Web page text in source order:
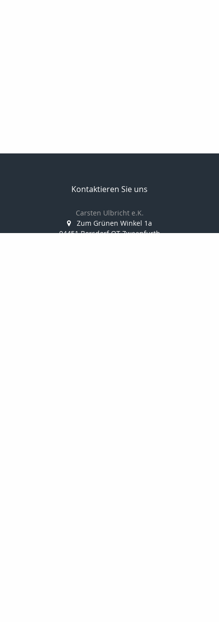
Kontaktieren Sie uns
Carsten Ulbricht e.K.
Zum Grünen Winkel 1a
04451 Borsdorf OT Zweenfurth